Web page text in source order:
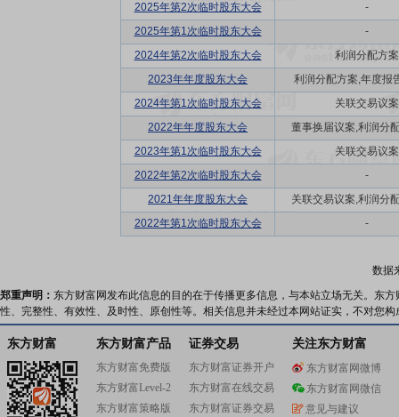
2025年第2次临时股东大会
-
2025年第1次临时股东大会
-
2024年第2次临时股东大会
利润分配方案
2023年年度股东大会
利润分配方案,年度报
2024年第1次临时股东大会
关联交易议案
2022年年度股东大会
董事换届议案,利润分
2023年第1次临时股东大会
关联交易议案
2022年第2次临时股东大会
-
2021年年度股东大会
关联交易议案,利润分
2022年第1次临时股东大会
-
数据
郑重声明： 东方财富网发布此信息的目的在于传播更多信息，与本站立场无关。东
性、完整性、有效性、及时性、原创性等。相关信息并未经过本网站证实，不对您
东方财富 东方财富产品
东方财富免费版
东方财富Level-2
东方财富策略版
证券交易
东方财富证券开户
东方财富在线交易
东方财富证券交易
关注东方财富
东方财富网微博
东方财富网微信
意见与建议